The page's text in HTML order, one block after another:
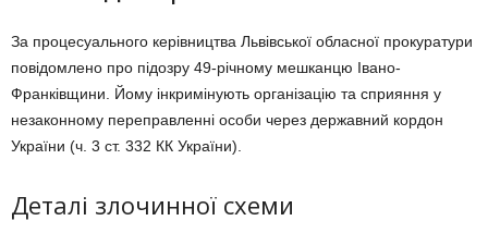
За процесуального керівництва Львівської обласної прокуратури
повідомлено про підозру 49-річному мешканцю Івано-
Франківщини. Йому інкримінують організацію та сприяння у
незаконному переправленні особи через державний кордон
України (ч. 3 ст. 332 КК України).
Деталі злочинної схеми